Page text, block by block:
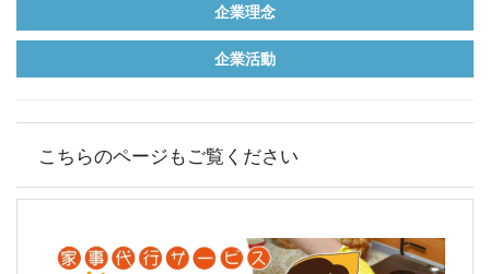
企業理念
企業活動
こちらのページもご覧ください